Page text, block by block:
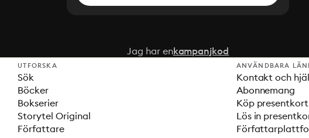
Jag har enkampanjkod
UTFORSKA
Sök
Böcker
Bokserier
Storytel Original
Författare
ANVÄNDBARA
Kontakt och
Abonnemang
Köp presentkort
Lös in